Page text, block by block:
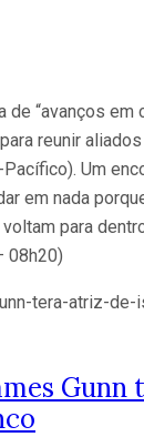
“avanços em
reunir
Um
em nada
para
08h20)
Gunn